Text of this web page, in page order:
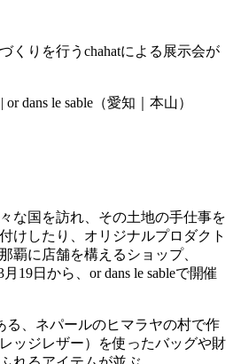
くりを行うchahatによる展示会が
or dans le sable（愛知｜本山）
な国を訪れ、その土地の手仕事を
けしたり、オリジナルプロダクト
覇に店舗を構えるショップ、
19日から、or dans le sableで開催
る、ネパールのヒマラヤの村で作
ッジレザー）を使ったバッグや財